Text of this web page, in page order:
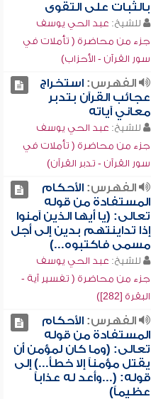
بالثبات على التقوى
للشيخ: عبد الحي يوسف
جزء من محاضرة ( تأملات في
سور القرآن - الأحزاب)
الفهرس:استخراج
عجائب القرآن بتدبر
معاني آياته
للشيخ: عبد الحي يوسف
جزء من محاضرة ( تأملات في
سور القرآن - تدبر القرآن)
الفهرس:الأحكام
المستفادة من قوله
تعالى: (يا أيها الذين آمنوا
إذا تداينتهم بدين إلى أجل
مسمى فاكتبوه...)
للشيخ: عبد الحي يوسف
جزء من محاضرة ( تفسير آية -
البقرة [282])
الفهرس:الأحكام
المستفادة من قوله
تعالى: (وما كان لمؤمن أن
يقتل مؤمناً إلا خطأ...) إلى
قوله: (...وأعد له عذاباً
عظيماً)